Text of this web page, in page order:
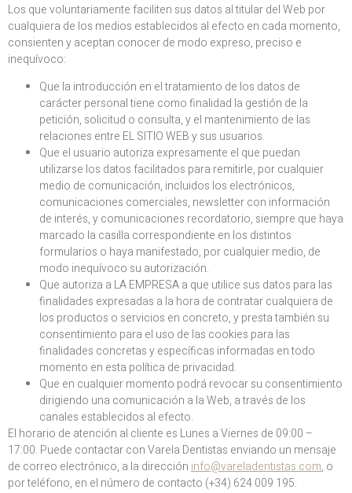
Los que voluntariamente faciliten sus datos al titular del Web por
cualquiera de los medios establecidos al efecto en cada momento,
consienten y aceptan conocer de modo expreso, preciso e
inequívoco:
Que la introducción en el tratamiento de los datos de
carácter personal tiene como finalidad la gestión de la
petición, solicitud o consulta, y el mantenimiento de las
relaciones entre EL SITIO WEB y sus usuarios.
Que el usuario autoriza expresamente el que puedan
utilizarse los datos facilitados para remitirle, por cualquier
medio de comunicación, incluidos los electrónicos,
comunicaciones comerciales, newsletter con información
de interés, y comunicaciones recordatorio, siempre que haya
marcado la casilla correspondiente en los distintos
formularios o haya manifestado, por cualquier medio, de
modo inequívoco su autorización.
Que autoriza a LA EMPRESA a que utilice sus datos para las
finalidades expresadas a la hora de contratar cualquiera de
los productos o servicios en concreto, y presta también su
consentimiento para el uso de las cookies para las
finalidades concretas y específicas informadas en todo
momento en esta política de privacidad.
Que en cualquier momento podrá revocar su consentimiento
dirigiendo una comunicación a la Web, a través de los
canales establecidos al efecto.
El horario de atención al cliente es Lunes a Viernes de 09:00 –
17:00. Puede contactar con Varela Dentistas enviando un mensaje
de correo electrónico, a la direccióninfo@vareladentistas.com, o
por teléfono, en el número de contacto (+34) 624 009 195.